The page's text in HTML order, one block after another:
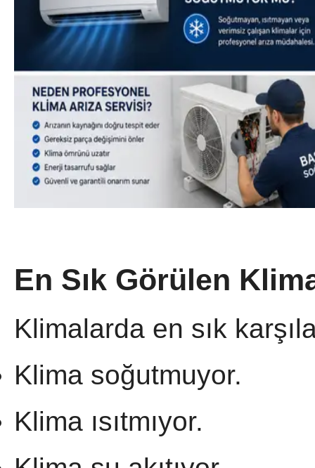
En Sık Görülen
Klimalarda en sık
Klima soğutmuyor.
Klima ısıtmıyor.